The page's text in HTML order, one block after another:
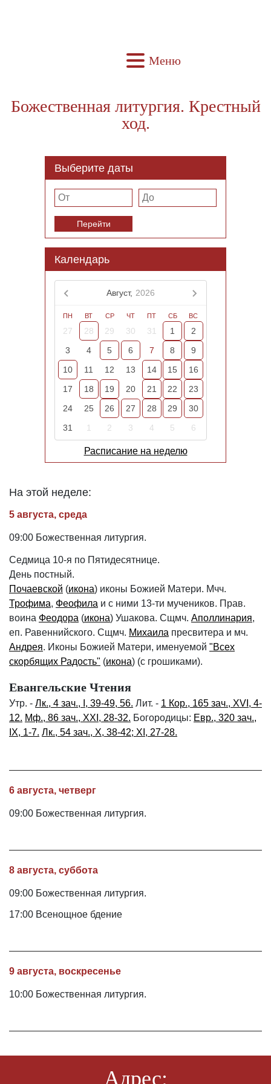
Меню
Божественная литургия. Крестный
ход.
Выберите даты
Перейти
Календарь
Август, 2026
ПН ВТ СР ЧТ ПТ СБ ВС
27 28 29 30 31 1
2
3
4 5 6 7 8
9
10
11 12 13 14 15
16
17
18 19 20 21 22
23
24
25 26 27 28 29
30
31
1 2 3 4 5 6
Расписание на неделю
На этой неделе:
5 августа, среда
09:00 Божественная литургия.
Седмица 10-я по Пятидесятнице.
День постный.
Почаевской (икона) иконы Божией Матери. Мчч.
Трофима, Феофила и с ними 13-ти мучеников. Прав.
воина Феодора (икона) Ушакова. Сщмч. Аполлинария,
еп. Равеннийского. Сщмч. Михаила пресвитера и мч.
Андрея. Иконы Божией Матери, именуемой "Всех
скорбящих Радость" (икона) (с грошиками).
Евангельские Чтения
Утр. - Лк., 4 зач., I, 39-49, 56. Лит. - 1 Кор., 165 зач., XVI, 4-
12. Мф., 86 зач., XXI, 28-32. Богородицы: Евр., 320 зач.,
IX, 1-7. Лк., 54 зач., X, 38-42; XI, 27-28.
6 августа, четверг
09:00 Божественная литургия.
8 августа, суббота
09:00 Божественная литургия.
17:00 Всенощное бдение
9 августа, воскресенье
10:00 Божественная литургия.
Адрес: